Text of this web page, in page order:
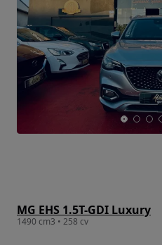
MG EHS 1.5T-GDI Luxury
1490 cm3 • 258 cv